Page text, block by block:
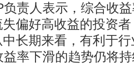
人表示，综合收益
偏好高收益的投资
长期来看，有利于
率下滑的趋势仍将